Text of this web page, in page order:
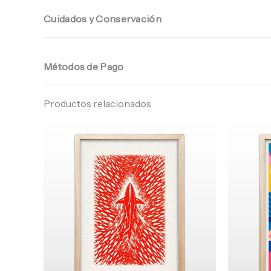
Cuidados y Conservación
Métodos de Pago
Productos relacionados
de
precios:
desde